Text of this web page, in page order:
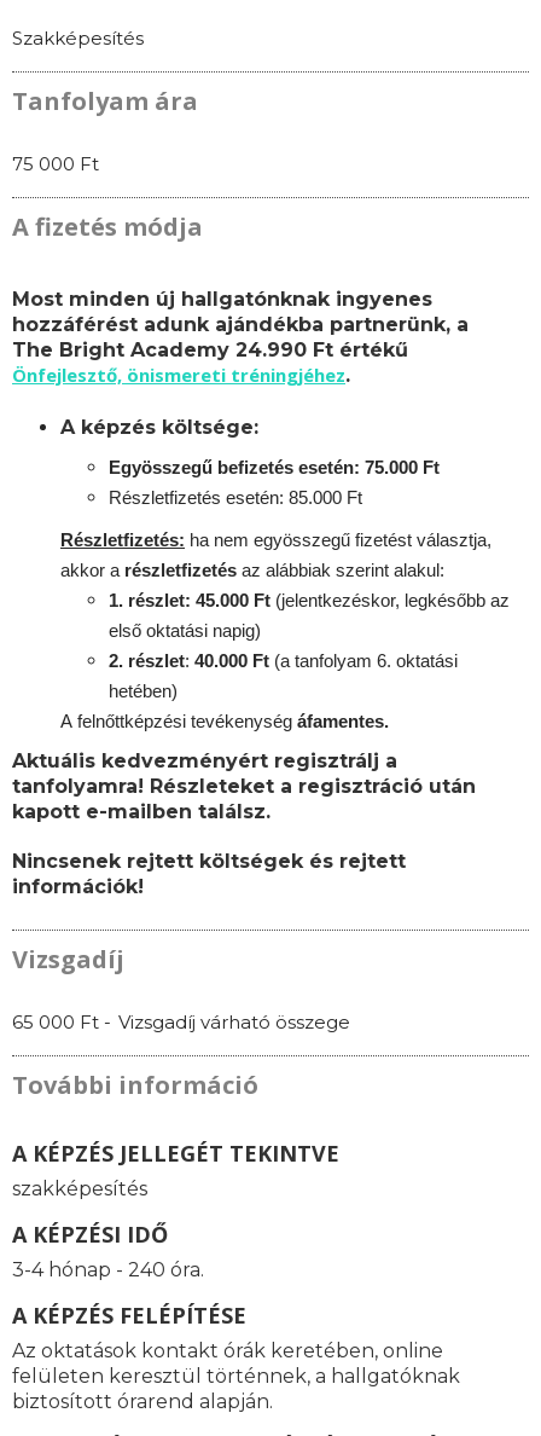
Szakképesítés
Tanfolyam ára
75 000 Ft
A fizetés módja
Most minden új hallgatónknak ingyenes
hozzáférést adunk ajándékba partnerünk, a
The Bright Academy 24.990 Ft értékű
Önfejlesztő, önismereti tréningjéhez.
A képzés költsége:
Egyösszegű befizetés esetén: 75.000 Ft
Részletfizetés esetén: 85.000 Ft
Részletfizetés: ha nem egyösszegű fizetést választja,
akkor a részletfizetés az alábbiak szerint alakul:
1. részlet: 45.000 Ft (jelentkezéskor, legkésőbb az
első oktatási napig)
2. részlet: 40.000 Ft (a tanfolyam 6. oktatási
hetében)
A felnőttképzési tevékenység áfamentes.
Aktuális kedvezményért regisztrálj a
tanfolyamra! Részleteket a regisztráció után
kapott e-mailben találsz.
Nincsenek rejtett költségek és rejtett
információk!
Vizsgadíj
65 000 Ft - Vizsgadíj várható összege
További információ
A KÉPZÉS JELLEGÉT TEKINTVE
szakképesítés
A KÉPZÉSI IDŐ
3-4 hónap - 240 óra.
A KÉPZÉS FELÉPÍTÉSE
Az oktatások kontakt órák keretében, online
felületen keresztül történnek, a hallgatóknak
biztosított órarend alapján.